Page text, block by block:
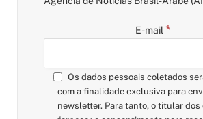
E-mail *
Os dados pessoais coletados
com a finalidade exclusiva para
newsletter. Para tanto, o titular dos